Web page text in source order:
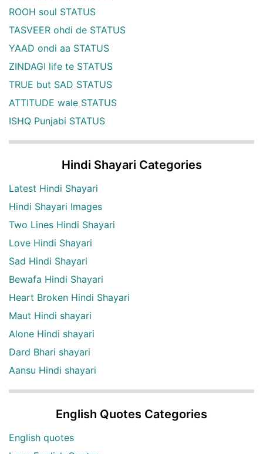
ROOH soul STATUS
TASVEER ohdi de STATUS
YAAD ondi aa STATUS
ZINDAGI life te STATUS
TRUE but SAD STATUS
ATTITUDE wale STATUS
ISHQ Punjabi STATUS
Hindi Shayari Categories
Latest Hindi Shayari
Hindi Shayari Images
Two Lines Hindi Shayari
Love Hindi Shayari
Sad Hindi Shayari
Bewafa Hindi Shayari
Heart Broken Hindi Shayari
Maut Hindi shayari
Alone Hindi shayari
Dard Bhari shayari
Aansu Hindi shayari
English Quotes Categories
English quotes